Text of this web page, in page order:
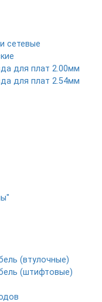
сетевые
для плат 2.00мм
для плат 2.54мм
(втулочные)
(штифтовые)